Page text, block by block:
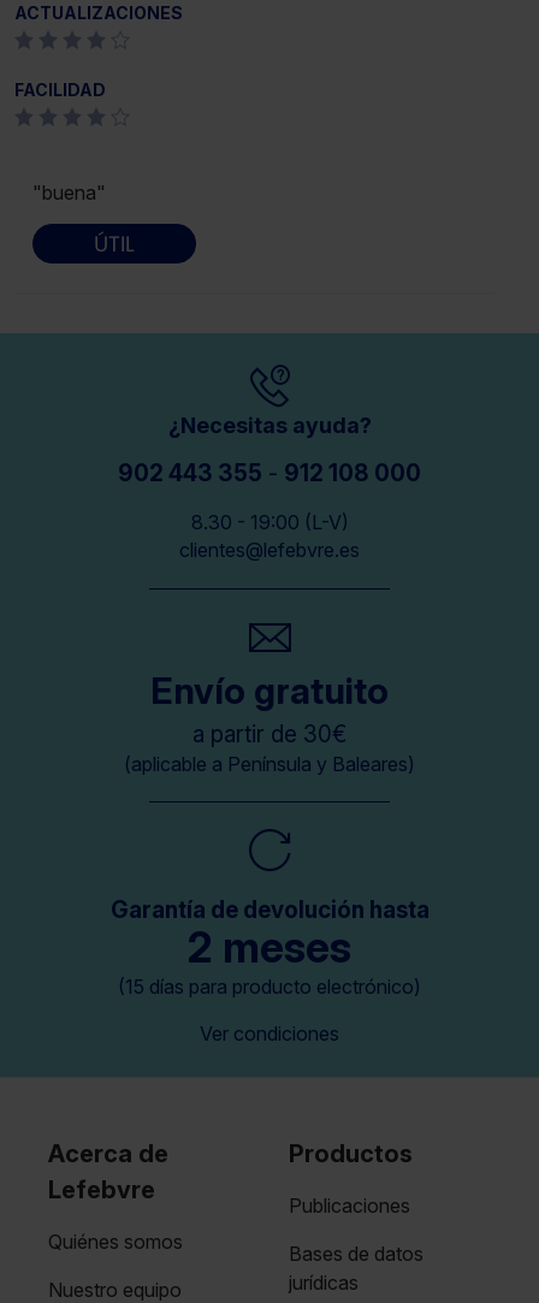
ACTUALIZACIONES
FACILIDAD
"buena"
ÚTIL
¿Necesitas ayuda?
902 443 355 - 912 108 000
8.30 - 19:00 (L-V)
clientes@lefebvre.es
Envío gratuito
a partir de 30€
(aplicable a Península y Baleares)
Garantía de devolución hasta
2 meses
(15 días para producto electrónico)
Ver condiciones
Acerca de
Lefebvre
Quiénes somos
Nuestro equipo
Productos
Publicaciones
Bases de datos
jurídicas